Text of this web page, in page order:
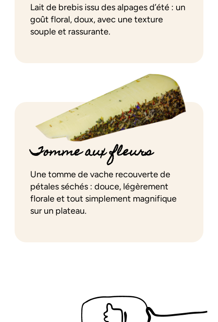
Lait de brebis issu des alpages d’été : un
goût floral, doux, avec une texture
souple et rassurante.
Tomme aux fleurs
Une tomme de vache recouverte de
pétales séchés : douce, légèrement
florale et tout simplement magnifique
sur un plateau.